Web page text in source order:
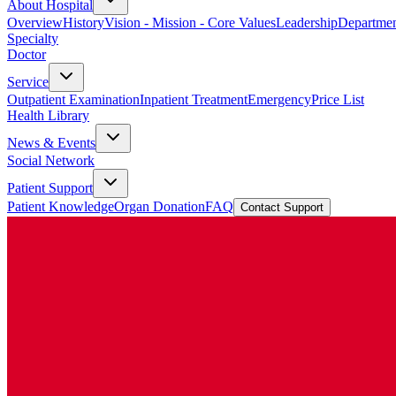
About Hospital
OverviewHistoryVision - Mission - Core ValuesLeadership
Specialty
Doctor
Service
Outpatient ExaminationInpatient TreatmentEmergencyPrice List
Health Library
News & Events
Social Network
Patient Support
Patient KnowledgeOrgan DonationFAQ Contact Support